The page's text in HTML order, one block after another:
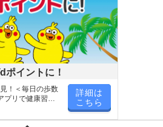
について】
間は、配送日数などにより異なります
お受けできません。
確認いただき、お届けする商品セット
ポイントに！
！＜毎日の歩数
プリで健康習慣
詳細は
こちら